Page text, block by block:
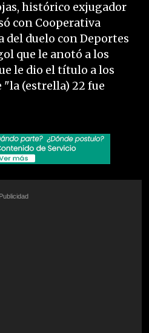
histórico exjugador
con Cooperativa
del duelo con Deportes
que le anotó a los
le dio el título a los
"la (estrella) 22 fue